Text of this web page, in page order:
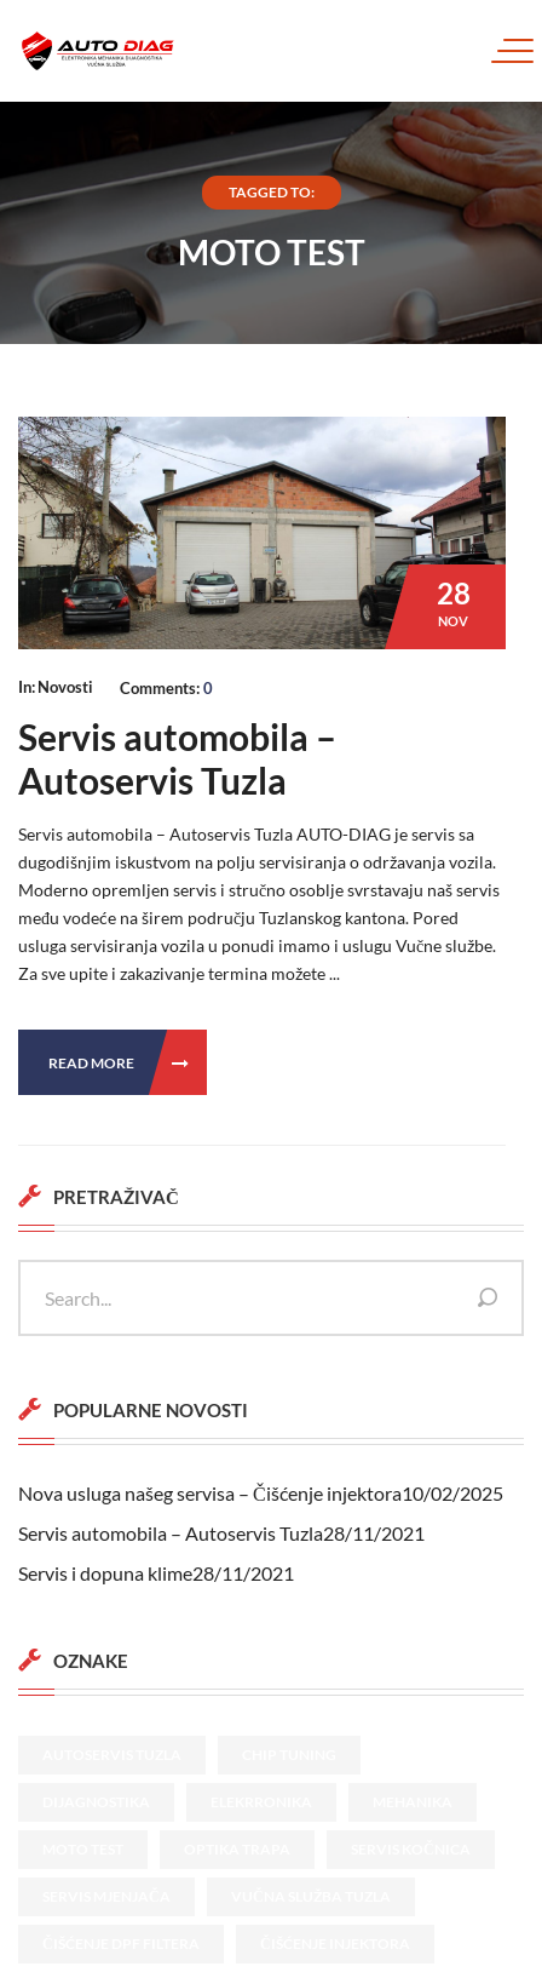
TAGGED TO:
MOTO TEST
28
NOV
In:Novosti Comments:0
Servis automobila –
Autoservis Tuzla
Servis automobila – Autoservis Tuzla AUTO-DIAG je servis sa
dugodišnjim iskustvom na polju servisiranja o održavanja vozila.
Moderno opremljen servis i stručno osoblje svrstavaju naš servis
među vodeće na širem području Tuzlanskog kantona. Pored
usluga servisiranja vozila u ponudi imamo i uslugu Vučne službe.
Za sve upite i zakazivanje termina možete ...
READ MORE
PRETRAŽIVAČ
POPULARNE NOVOSTI
Nova usluga našeg servisa – Čišćenje injektora10/02/2025
Servis automobila – Autoservis Tuzla28/11/2021
Servis i dopuna klime28/11/2021
OZNAKE